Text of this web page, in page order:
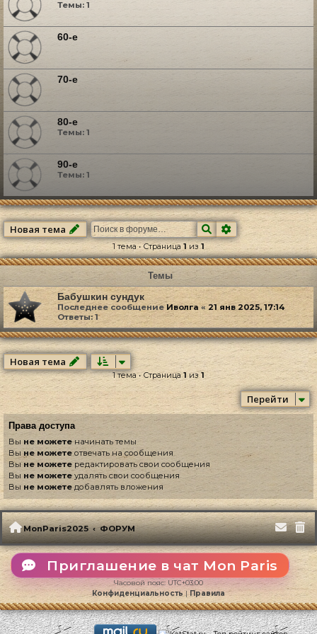
Темы: 1
60-е
70-е
80-е
Темы: 1
90-е
Темы: 1
Новая тема ПоискРасширенный
1 тема • Страница 1 из1
Темы
Бабушкин сундук
Последнее сообщение Иволга« 21 янв 2025, 17:14
Ответы: 1
Новая тема
1 тема • Страница1 из1
Перейти
Права доступа
Вы не можетеначинать темы
Вы не можетеотвечать на сообщения
Выне можете редактировать свои сообщения
Вы не можетеудалять свои сообщения
Вы не можетедобавлять вложения
MonParis2025 ФОРУМ
Приглашение в чат Mon Paris
Часовой пояс: UTC+03:00
Конфиденциальность |Правила